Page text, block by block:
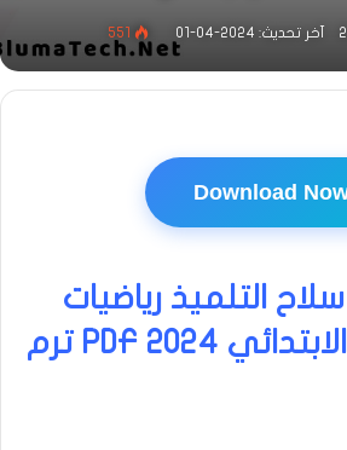
آخر تحديث: 2024-04-01 551
Download
التلميذ رياضيات
للصف الثالث الابتدائي PDF 2024 ترم